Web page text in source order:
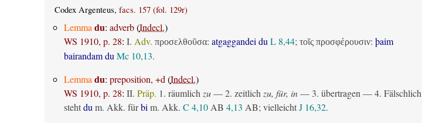
Codex Argenteus, facs. 157 (fol. 129r)
Lemma du: adverb(Indecl.)
WS 1910, p. 28: I. Adv. προσελθοῦσα: atgaggandei du L 8,44; τοῖς προσφέρουσιν: þaim
bairandam du Mc 10,13.
Lemma du: preposition, +d(Indecl.)
WS 1910, p. 28: II. Präp. 1. räumlich zu— 2. zeitlich zu, für, in— 3. übertragen— 4. Fälschlich
stehtdum. Akk. fürbim. Akk. C 4,10 AB 4,13 AB; vielleichtJ 16,32.